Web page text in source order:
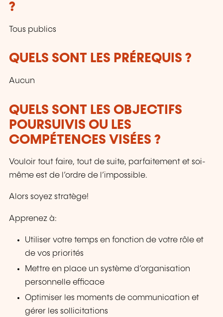
?
Tous publics
QUELS SONT LES PRÉREQUIS ?
Aucun
QUELS SONT LES OBJECTIFS
POURSUIVIS OU LES
COMPÉTENCES VISÉES ?
Vouloir tout faire, tout de suite, parfaitement et soi-
même est de l’ordre de l’impossible.
Alors soyez stratège!
Apprenez à:
Utiliser votre temps en fonction de votre rôle et
de vos priorités
Mettre en place un système d’organisation
personnelle efficace
Optimiser les moments de communication et
gérer les sollicitations